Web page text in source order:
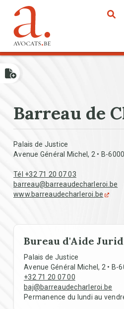
Aller au contenu principal
Barreau de
Palais de Justice
Avenue Général Michel, 2 • B-
Tél +32 71 20 07 03
barreau@barreaudecharleroi.be
www.barreaudecharleroi.be
Bureau d'Aide
Palais de Justice
Avenue Général Michel, 2 • B-
+32 71 20 07 00
baj@barreaudecharleroi.be
Permanence du lundi au